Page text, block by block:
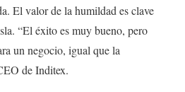
El valor de la humildad es clave
“El éxito es muy bueno, pero
un negocio, igual que la
de Inditex.